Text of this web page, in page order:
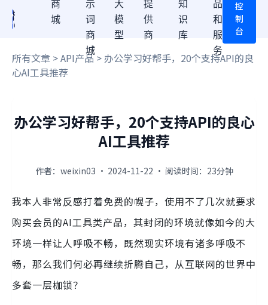
商
城
示
词
商
城
大
模
型
提
供
商
知
识
库
品
和
服
务
控
制
台
所有文章 >API产品> 办公学习好帮手，20个支持API的良
心AI工具推荐
办公学习好帮手，20个支持API的良心
AI工具推荐
作者：weixin03 · 2024-11-22 · 阅读时间：23分钟
我本人非常反感打着免费的幌子，使用不了几次就要求
购买会员的AI工具类产品，其封闭的环境就像如今的大
环境一样让人呼吸不畅，既然现实环境有诸多呼吸不
畅，那么我们何必再继续折腾自己，从互联网的世界中
多套一层枷锁？